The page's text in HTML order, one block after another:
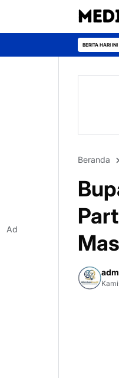
BERITA HARI INI
Beranda
Ad